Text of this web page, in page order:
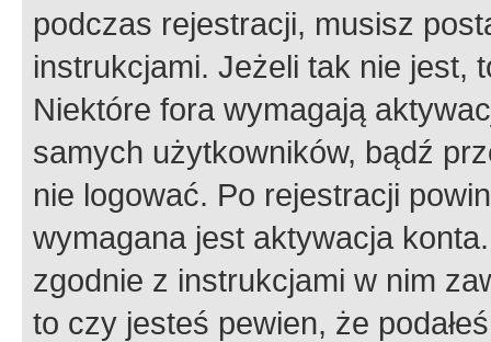
podczas rejestracji, musisz
instrukcjami. Jeżeli tak nie jest,
Niektóre fora wymagają
samych użytkowników, bądź
nie logować. Po rejestracji
wymagana jest aktywacja
zgodnie z instrukcjami w nim
to czy jesteś pewien, że